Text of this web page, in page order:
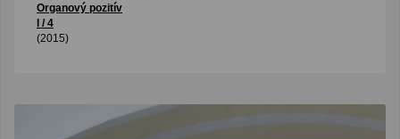
Organový pozitív
I / 4
(2015)